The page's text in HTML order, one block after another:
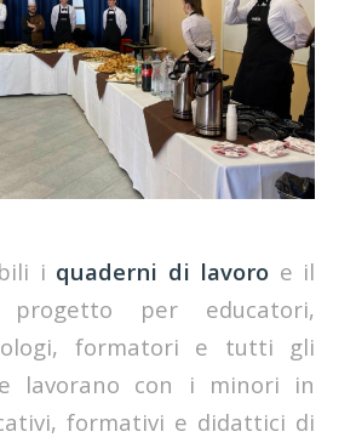
i quaderni di lavoro e il
per educatori,
formatori e tutti gli
lavorano con i minori in
formativi e didattici di